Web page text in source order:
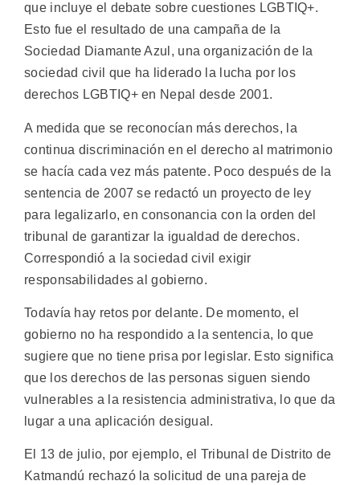
que incluye el debate sobre cuestiones LGBTIQ+.
Esto fue el resultado de una campaña de la
Sociedad Diamante Azul, una organización de la
sociedad civil que ha liderado la lucha por los
derechos LGBTIQ+ en Nepal desde 2001.
A medida que se reconocían más derechos, la
continua discriminación en el derecho al matrimonio
se hacía cada vez más patente. Poco después de la
sentencia de 2007 se redactó un proyecto de ley
para legalizarlo, en consonancia con la orden del
tribunal de garantizar la igualdad de derechos.
Correspondió a la sociedad civil exigir
responsabilidades al gobierno.
Todavía hay retos por delante. De momento, el
gobierno no ha respondido a la sentencia, lo que
sugiere que no tiene prisa por legislar. Esto significa
que los derechos de las personas siguen siendo
vulnerables a la resistencia administrativa, lo que da
lugar a una aplicación desigual.
El 13 de julio, por ejemplo, el Tribunal de Distrito de
Katmandú rechazó la solicitud de una pareja de